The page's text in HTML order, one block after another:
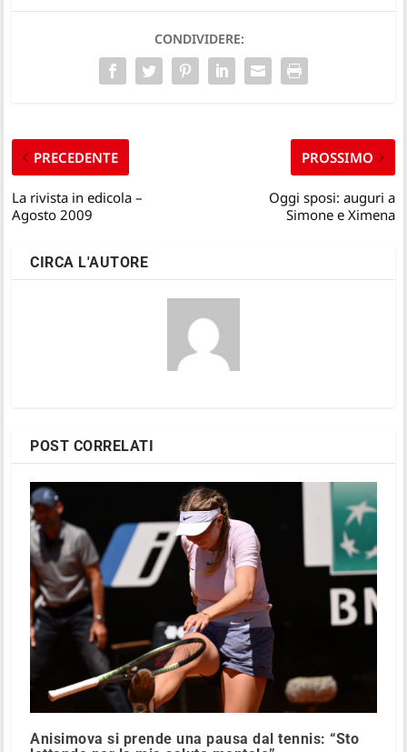
CONDIVIDERE:
PRECEDENTE
La rivista in edicola –
Agosto 2009
PROSSIMO
Oggi sposi: auguri a
Simone e Ximena
CIRCA L'AUTORE
POST CORRELATI
Anisimova si prende una pausa dal tennis: “Sto